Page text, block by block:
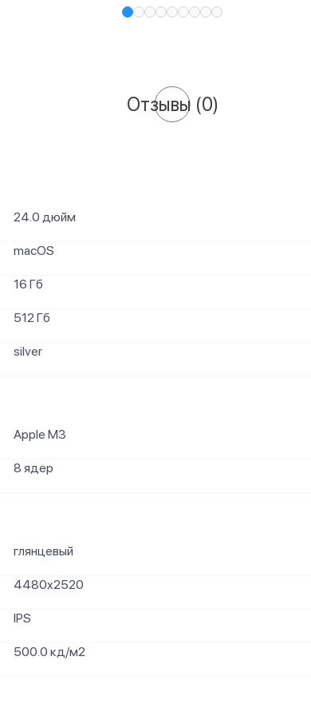
Отзывы (0)
24.0 дюйм
macOS
16 Гб
512 Гб
silver
Apple M3
8 ядер
глянцевый
4480x2520
IPS
500.0 кд/м2